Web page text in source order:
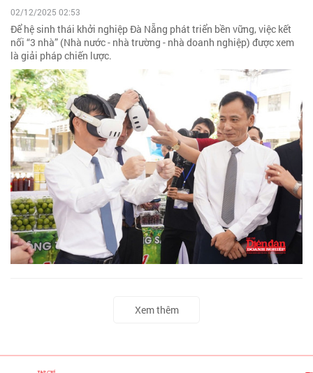
02/12/2025 02:53
Để hệ sinh thái khởi nghiệp Đà Nẵng phát triển bền vững, việc kết
nối “3 nhà” (Nhà nước - nhà trường - nhà doanh nghiệp) được xem
là giải pháp chiến lược.
Xem thêm